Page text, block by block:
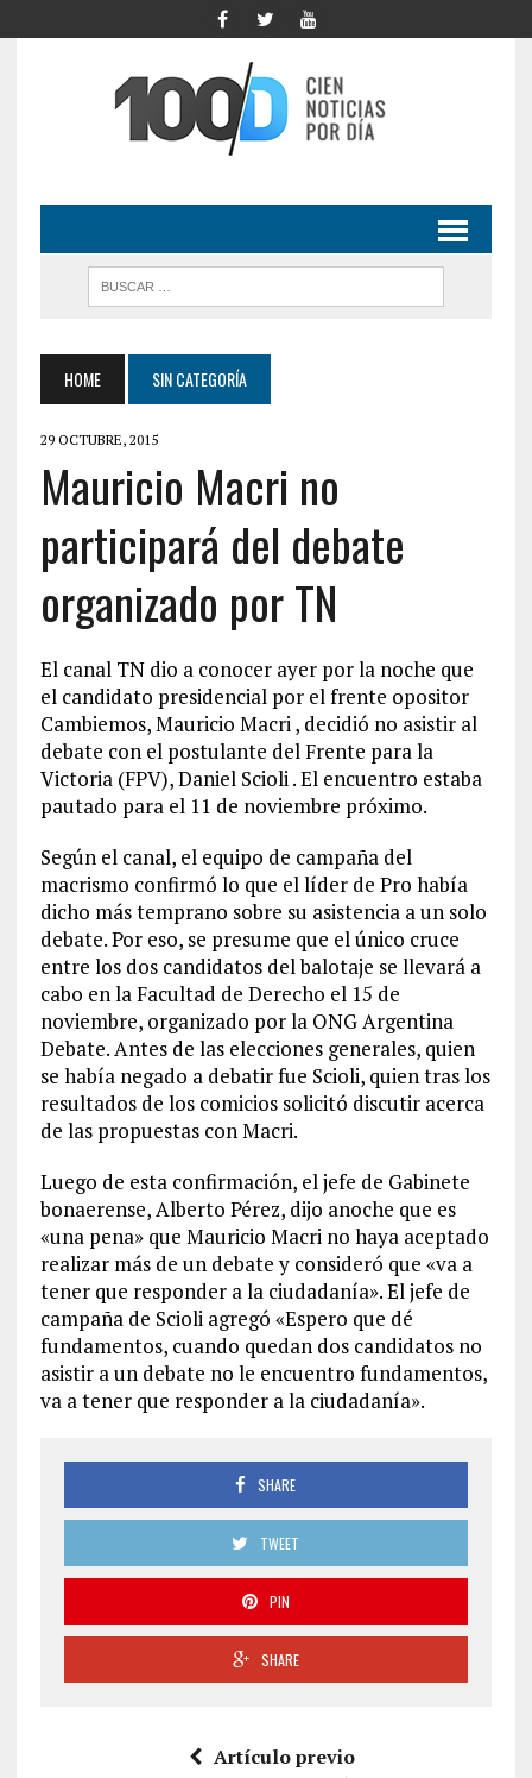
HOME SIN CATEGORÍA
29 OCTUBRE, 2015
Mauricio Macri no
participará del debate
organizado por TN
El canal TN dio a conocer ayer por la noche que
el candidato presidencial por el frente opositor
Cambiemos, Mauricio Macri , decidió no asistir al
debate con el postulante del Frente para la
Victoria (FPV), Daniel Scioli . El encuentro estaba
pautado para el 11 de noviembre próximo.
Según el canal, el equipo de campaña del
macrismo confirmó lo que el líder de Pro había
dicho más temprano sobre su asistencia a un solo
debate. Por eso, se presume que el único cruce
entre los dos candidatos del balotaje se llevará a
cabo en la Facultad de Derecho el 15 de
noviembre, organizado por la ONG Argentina
Debate. Antes de las elecciones generales, quien
se había negado a debatir fue Scioli, quien tras los
resultados de los comicios solicitó discutir acerca
de las propuestas con Macri.
Luego de esta confirmación, el jefe de Gabinete
bonaerense, Alberto Pérez, dijo anoche que es
«una pena» que Mauricio Macri no haya aceptado
realizar más de un debate y consideró que «va a
tener que responder a la ciudadanía». El jefe de
campaña de Scioli agregó «Espero que dé
fundamentos, cuando quedan dos candidatos no
asistir a un debate no le encuentro fundamentos,
va a tener que responder a la ciudadanía».
SHARE
TWEET
PIN
SHARE
Artículo previo